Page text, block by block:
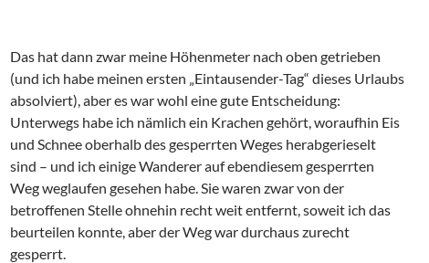
Das hat dann zwar meine Höhenmeter nach oben getrieben
(und ich habe meinen ersten „Eintausender-Tag“ dieses Urlaubs
absolviert), aber es war wohl eine gute Entscheidung:
Unterwegs habe ich nämlich ein Krachen gehört, woraufhin Eis
und Schnee oberhalb des gesperrten Weges herabgerieselt
sind – und ich einige Wanderer auf ebendiesem gesperrten
Weg weglaufen gesehen habe. Sie waren zwar von der
betroffenen Stelle ohnehin recht weit entfernt, soweit ich das
beurteilen konnte, aber der Weg war durchaus zurecht
gesperrt.